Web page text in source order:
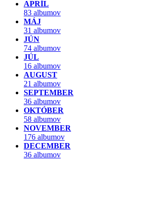
APRÍL
83 albumov
MÁJ
31 albumov
JÚN
74 albumov
JÚL
16 albumov
AUGUST
21 albumov
SEPTEMBER
36 albumov
OKTÓBER
58 albumov
NOVEMBER
176 albumov
DECEMBER
36 albumov